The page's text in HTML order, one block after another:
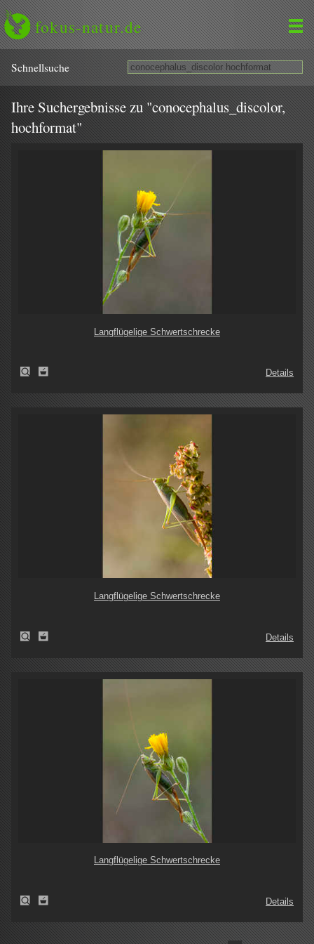
fokus-natur.de
Schnell­suche
Ihre Suchergebnisse zu "conocephalus_discolor,
hochformat"
Langflügelige Schwertschrecke
Details
Langflügelige Schwertschrecke
Details
Langflügelige Schwertschrecke
Details